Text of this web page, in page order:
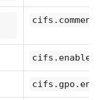
cifs.comment